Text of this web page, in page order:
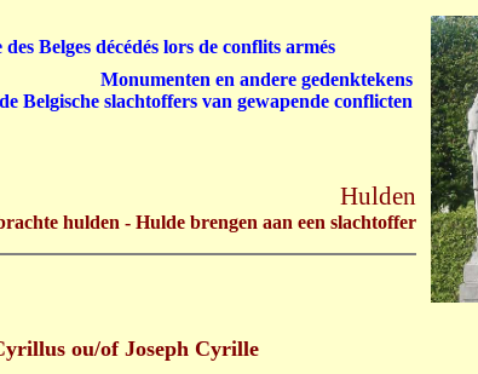
ou/of Joseph Cyrille
Hulden
hulden - Hulde brengen aan een slachtoffer
Belges décédés lors de conflits armés
Monumenten en andere gedenktekens
Belgische slachtoffers van gewapende conflicten